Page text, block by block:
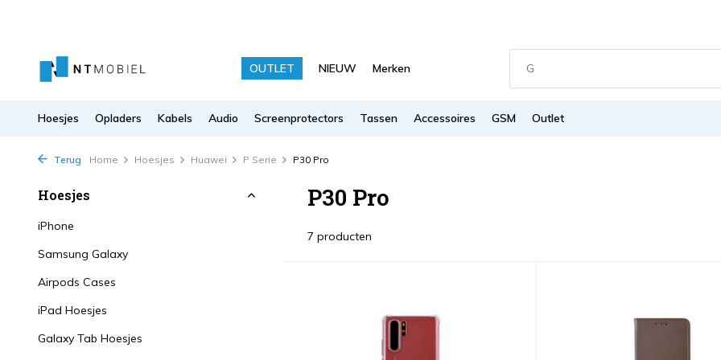
OUTLET NIEUW Merken
Hoesjes Opladers Kabels Audio Screenprotectors Tassen Accessoires GSM Outlet
Terug Home Hoesjes Huawei P Serie P30 Pro
Hoesjes
iPhone
Samsung Galaxy
Airpods Cases
iPad Hoesjes
Galaxy Tab Hoesjes
P30 Pro
7 producten